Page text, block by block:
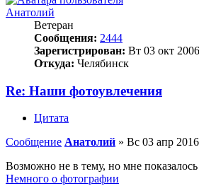
Анатолий
Ветеран
Сообщения: 2444
Зарегистрирован: Вт 03 окт
Откуда: Челябинск
Re: Наши фотоувлечения
Цитата
Сообщение Анатолий » Вс 03 апр
Возможно не в тему, но мне
Немного о фотографии